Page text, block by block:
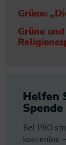
Grüne:
Grüne
Helfen
Spende
Bei PRO
kostenlos -